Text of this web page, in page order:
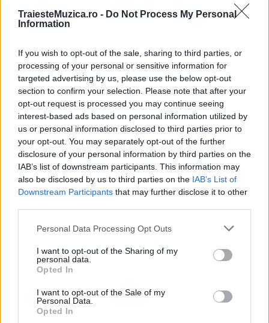
TraiesteMuzica.ro - Do Not Process My Personal
Information
If you wish to opt-out of the sale, sharing to third parties, or
processing of your personal or sensitive information for
targeted advertising by us, please use the below opt-out
section to confirm your selection. Please note that after your
opt-out request is processed you may continue seeing
interest-based ads based on personal information utilized by
us or personal information disclosed to third parties prior to
your opt-out. You may separately opt-out of the further
disclosure of your personal information by third parties on the
IAB’s list of downstream participants. This information may
also be disclosed by us to third parties on the IAB’s List of
Downstream Participants that may further disclose it to other
Please note that this website/app uses one or more Google
not limited to your visit or usage behaviour. You may click to
grant or deny consent to Google and its third-party tags to
use your data for below specified purposes in below Google
consent section.
Personal Data Processing Opt Outs
I want to opt-out of the Sharing of my
personal data.
Opted In
I want to opt-out of the Sale of my
Personal Data.
Opted In